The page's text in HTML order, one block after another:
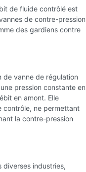
de fluide contrôlé est
de contre-pression
des gardiens contre
de vanne de régulation
pression constante en
en amont. Elle
contrôle, ne permettant
la contre-pression
diverses industries,